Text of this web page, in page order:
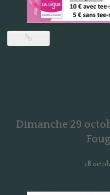
Dimanche 29
18